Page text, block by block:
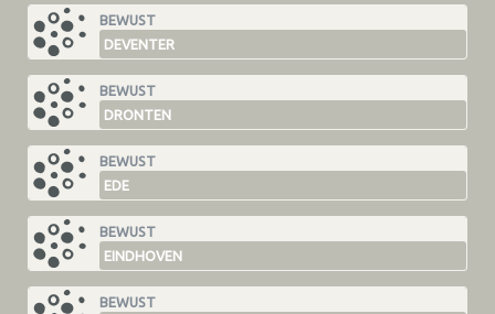
BEWUST
DEVENTER
BEWUST
DRONTEN
BEWUST
EDE
BEWUST
EINDHOVEN
BEWUST